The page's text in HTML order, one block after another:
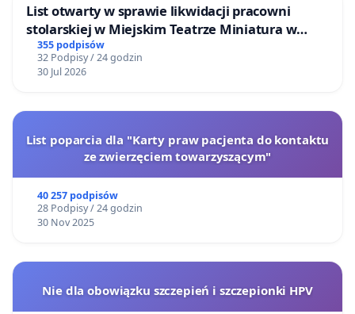
List otwarty w sprawie likwidacji pracowni
stolarskiej w Miejskim Teatrze Miniatura w
Gdańsku
355 podpisów
32 Podpisy / 24 godzin
30 Jul 2026
List poparcia dla "Karty praw pacjenta do kontaktu
ze zwierzęciem towarzyszącym"
40 257 podpisów
28 Podpisy / 24 godzin
30 Nov 2025
Nie dla obowiązku szczepień i szczepionki HPV